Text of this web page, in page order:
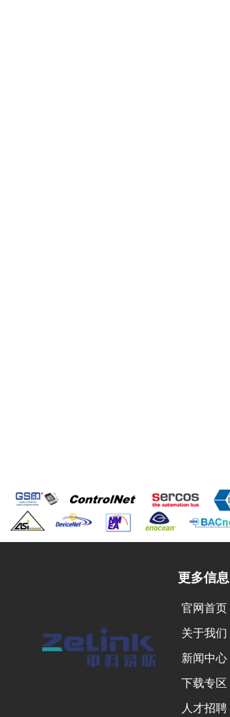
官网首页
关于我们
新闻中心
下载专区
人才招聘
更多信息